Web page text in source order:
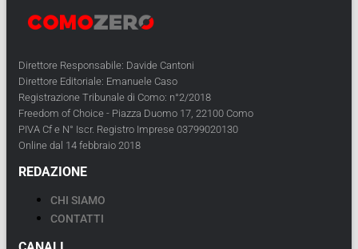
Direttore Responsabile: Davide Cantoni
Direttore Editoriale: Emanuele Caso
Registrazione Tribunale di Como: n°2/2018
Freedom of Choice - Piazza Duomo 17, 22100 Como
PIVA Cf e N° Iscr. Registro Imprese 03799020130
Online dal 14 febbraio 2018
REDAZIONE
CHI SIAMO
CONTATTI